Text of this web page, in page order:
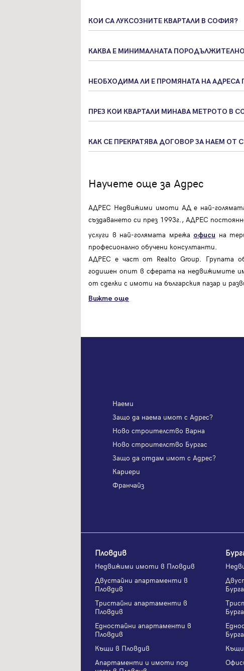
КОИ СА ЛУКСОЗНИТЕ КВАРТАЛИ В СОФИЯ?
КАКВА Е МИНИМАЛНАТА
НЕОБХОДИМА ЛИ Е ПРОМЯНАТА НА АДРЕСА
ПРЕЗ КОИ КВАРТАЛИ МИНАВА МЕТРОТО В
КАК СЕ ПРЕКРАТЯВА ДОГОВОР ЗА НАЕМ ОТ
Научете още за Адрес
АДРЕС Недвижими имоти АД е най-
създаването си през 1993г., АДРЕС
услуги в най-голямата мрежа офиси на
професионално обучени консултанти.
АДРЕС е част от Realto Group. Групата
годишен опит в сферата на недвижимите
от сделки с имоти на българския пазар и
Вижте още
Наеми
Защо да наема имот с Адрес?
Ново строителство Варна
Ново строителство Бургас
Защо да отдам имот с Адрес?
Кариери
Франчайз
Пловдив
Недвижими имоти в Пловдив
Двустайни апартаменти в
Пловдив
Тристайни апартаменти в
Пловдив
Едностайни апартаменти в
Пловдив
Къщи в Пловдив
Апартаменти и имоти под
Къщи